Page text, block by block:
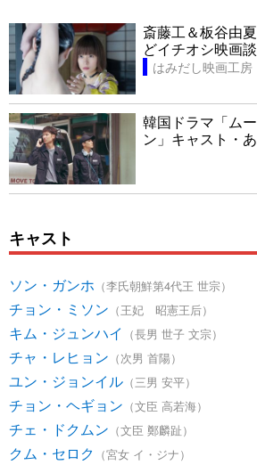
斎藤工＆板谷由
どイチオシ映画談
はみだし映画工房
韓国ドラマ「ム
ン」キャスト・
キャスト
ソン・ガンホ （李氏朝鮮第4代王 世宗）
チョン・ミソン （王妃 昭憲王后）
キム・ジュンハイ （長男 世子 文宗）
チャ・レヒョン （次男 首陽）
ユン・ジョンイル （三男 安平）
チョン・ヘギョン （文臣 高若海）
チェ・ドクムン （文臣 鄭麟趾）
クム・セロク （宮女 イ・ジナ）